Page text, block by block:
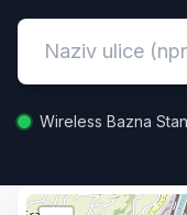
Wireless Bazna